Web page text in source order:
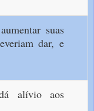
suas
dar,e
alívio aos